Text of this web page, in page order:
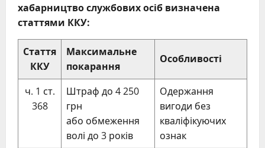
хабарництво службових осіб визначена
статтями ККУ:
Стаття
ККУ
Максимальне
покарання
Особливості
ч. 1 ст.
368
Штраф до 4 250
грн
або обмеження
волі до 3 років
Одержання
вигоди без
кваліфікуючих
ознак